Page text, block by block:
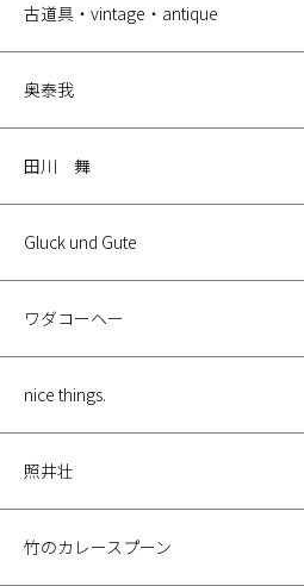
古道具・vintage・antique
奥泰我
田川 舞
Gluck und Gute
ワダコーヘー
nice things.
照井壮
竹のカレースプーン